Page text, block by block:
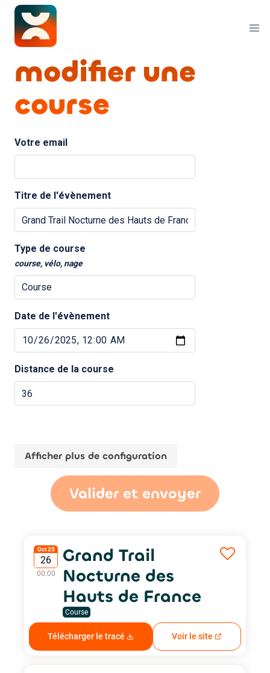
modifier une
course
Votre email
Titre de l'évènement
Type de course
course, vélo, nage
Date de l'évènement
Distance de la course
Afficher plus de configuration
Valider et envoyer